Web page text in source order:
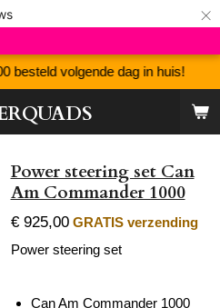
×
besteld volgende dag in huis!
Power steering set Can
Am Commander 1000
€ 925,00 GRATIS verzending
Power steering set
Can Am Commander 1000